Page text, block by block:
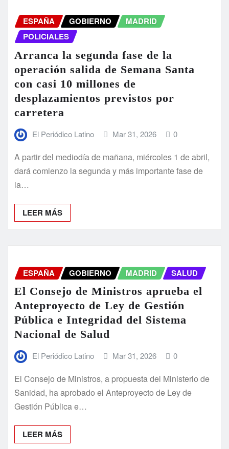
ESPAÑA GOBIERNO
MADRID
POLICIALES
Arranca la segunda fase de la
operación salida de Semana Santa
con casi 10 millones de
desplazamientos previstos por
carretera
El Periódico Latino Mar 31, 2026 0
A partir del mediodía de mañana, miércoles 1 de abril,
dará comienzo la segunda y más importante fase de
la…
LEER MÁS
ESPAÑA GOBIERNO MADRID SALUD
El Consejo de Ministros aprueba el
Anteproyecto de Ley de Gestión
Pública e Integridad del Sistema
Nacional de Salud
El Periódico Latino Mar 31, 2026 0
El Consejo de Ministros, a propuesta del Ministerio de
Sanidad, ha aprobado el Anteproyecto de Ley de
Gestión Pública e…
LEER MÁS